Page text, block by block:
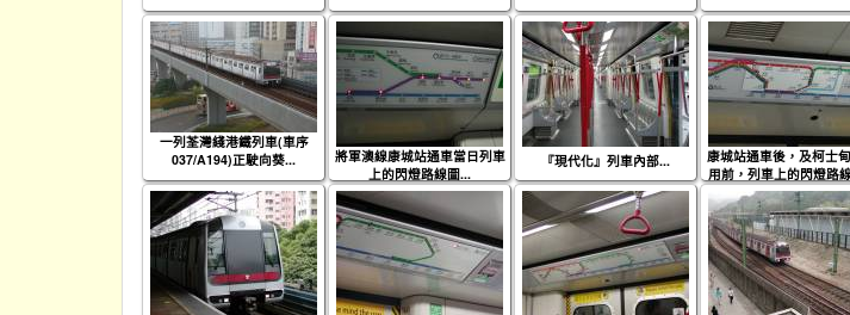
一列荃灣綫港鐵列車(車序
037/A194)正駛向葵...
將軍澳線康城站通車當日列車
上的閃燈路線圖...
『現代化』列車內部...
康城站通車後，及柯士
用前，列車上的閃燈路